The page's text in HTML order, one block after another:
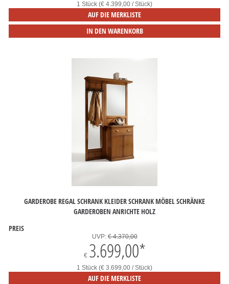
1 Stück (€ 4.399,00 / Stück)
AUF DIE MERKLISTE
IN DEN WARENKORB
GARDEROBE REGAL SCHRANK KLEIDER SCHRANK MÖBEL SCHRÄNKE
GARDEROBEN ANRICHTE HOLZ
PREIS
UVP:€ 4.370,00
€ 3.699,00*
1 Stück (€ 3.699,00 / Stück)
AUF DIE MERKLISTE